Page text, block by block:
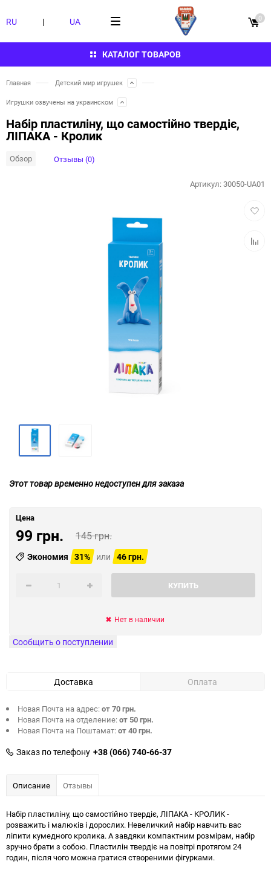
КАТАЛОГ ТОВАРОВ
RU | UA 0
Главная Детский мир игрушек
Игрушки озвучены на украинском
Набір пластиліну, що самостійно твердіє,
ЛІПАКА - Кролик
Обзор Отзывы (0)
Артикул:30050-UA01
Этот товар временно недоступен для заказа
Цена
99 грн. 145 грн.
Экономия 31% или 46 грн.
КУПИТЬ
Нет в наличии
Сообщить о поступлении
Доставка Оплата
Новая Почта на адрес:от 70 грн.
Новая Почта на отделение:от 50 грн.
Новая Почта на Поштамат:от 40 грн.
Заказ по телефону +38 (066) 740-66-37
Описание Отзывы
Набір пластиліну, що самостійно твердіє, ЛІПАКА - КРОЛИК -
розважить і малюків і дорослих. Невеличкий набір навчить вас
ліпити кумедного кролика. А завдяки компактним розмірам, набір
зручно брати з собою. Пластилін твердіє на повітрі протягом 24
годин, після чого можна гратися створеними фігурками.